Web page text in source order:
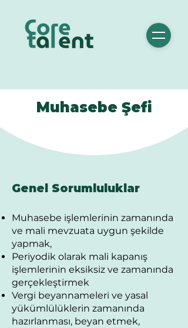
Muhasebe Şefi
Genel Sorumluluklar
Muhasebe işlemlerinin zamanında
ve mali mevzuata uygun şekilde
yapmak,
Periyodik olarak mali kapanış
işlemlerinin eksiksiz ve zamanında
gerçekleştirmek
Vergi beyannameleri ve yasal
yükümlülüklerin zamanında
hazırlanması, beyan etmek,